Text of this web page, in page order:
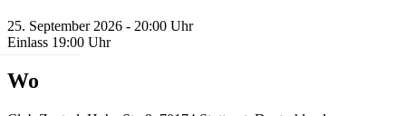
25. September 2026 - 20:00 Uhr
Einlass 19:00 Uhr
Wo